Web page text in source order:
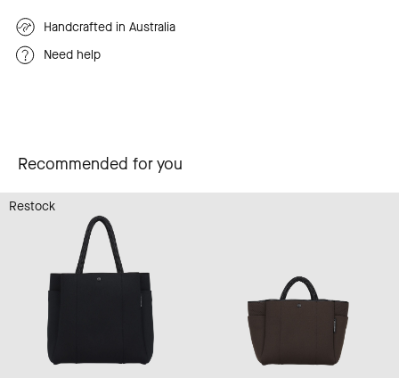
Handcrafted in Australia
Need help
Recommended for you
Restock